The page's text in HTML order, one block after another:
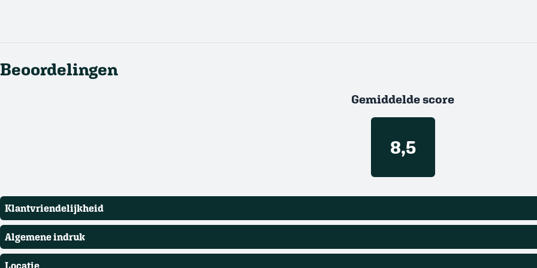
Beoordelingen
Gemiddelde score
8,5
Klantvriendelijkheid
Algemene indruk
Locatie